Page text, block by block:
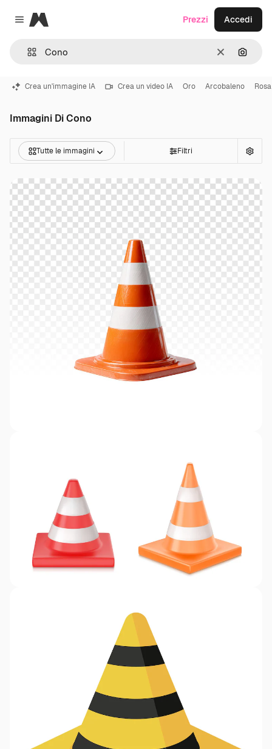
Close menu
Magnific
CancellaCerca
Prezzi Accedi
Crea un'immagine IA Crea un video IA Oro Arcobaleno Rosa
Immagini Di Cono
Tutte le immagini Filtri